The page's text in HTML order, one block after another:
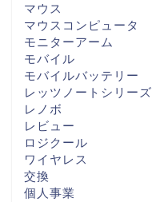
マウス
マウスコンピュータ
モニターアーム
モバイル
モバイルバッテリー
レッツノートシリーズ
レノボ
レビュー
ロジクール
ワイヤレス
交換
個人事業